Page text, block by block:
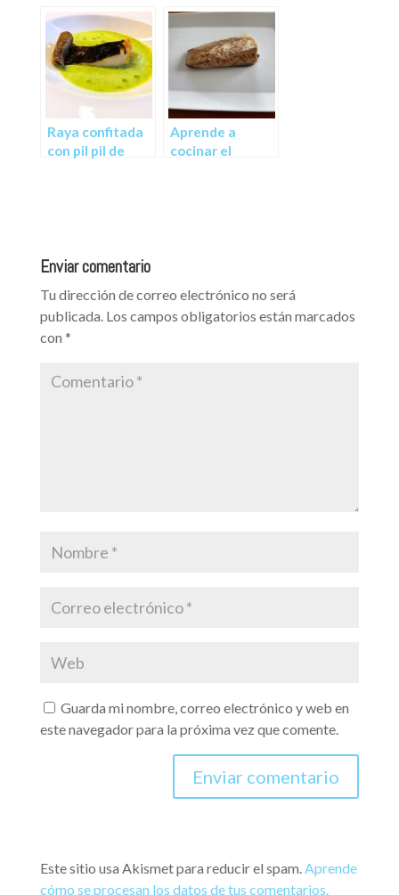
comodidad de tu
casa con clases
prácticas de
cocina online en
Raya confitada
con pil pil de
Aprende a
cocinar el
Enviar comentario
Tu dirección de correo electrónico no será
publicada. Los campos obligatorios están marcados
con *
Guarda mi nombre, correo electrónico y web en
este navegador para la próxima vez que comente.
Este sitio usa Akismet para reducir el spam.Aprende
cómo se procesan los datos de tus comentarios.